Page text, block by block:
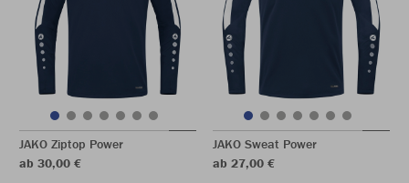
JAKO Ziptop Power
ab 30,00 €
JAKO Sweat Power
ab 27,00 €